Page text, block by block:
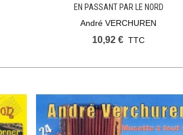
EN PASSANT PAR LE NORD
André VERCHUREN
10,92 € TTC